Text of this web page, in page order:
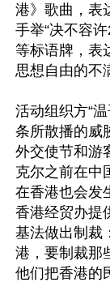
港》歌曲，表
手举“决不容
等标语牌，表
思想自由的不
活动组织方“
条所散播的威
外交使节和游
克尔之前在中
在香港也会发
香港经贸办提
基法做出制裁
港，要制裁那
他们把香港的